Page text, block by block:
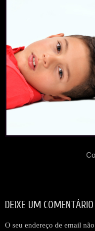
DEIXE UM COMENTÁRIO
O seu endereço de email